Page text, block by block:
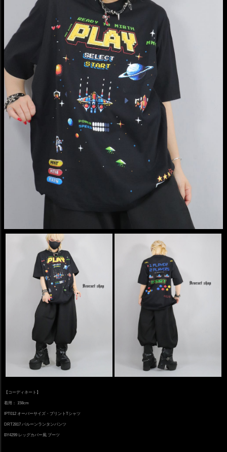
【コーディネート】
着用： 158cm
IPT012 オーバーサイズ・プリントTシャツ
DRT2817 バルーンランタンパンツ
BY4299 レッグカバー風 ブーツ